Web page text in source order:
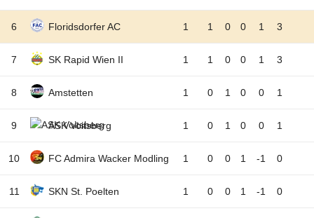
6 Floridsdorfer AC 1 1 0 0 1 3
7 SK Rapid Wien II 1 1 0 0 1 3
8 Amstetten 1 0 1 0 0 1
9 ASK Voitsberg 1 0 1 0 0 1
10 FC Admira Wacker Modling 1 0 0 1 -1 0
11 SKN St. Poelten 1 0 0 1 -1 0